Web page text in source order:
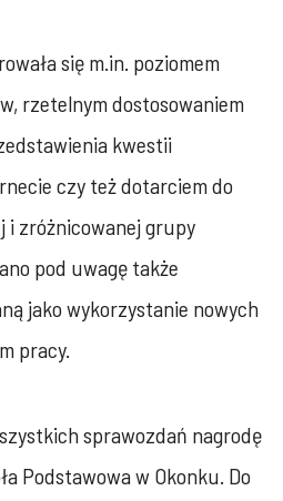
się m.in. poziomem
rzetelnym dostosowaniem
kwestii
czy też dotarciem do
i zróżnicowanej grupy
pod uwagę także
jako wykorzystanie nowych
pracy.
sprawozdań nagrodę
Podstawowa w Okonku. Do